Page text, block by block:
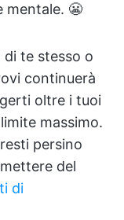
mentale. 😬
te stesso o
continuerà
oltre i tuoi
massimo.
persino
del
di